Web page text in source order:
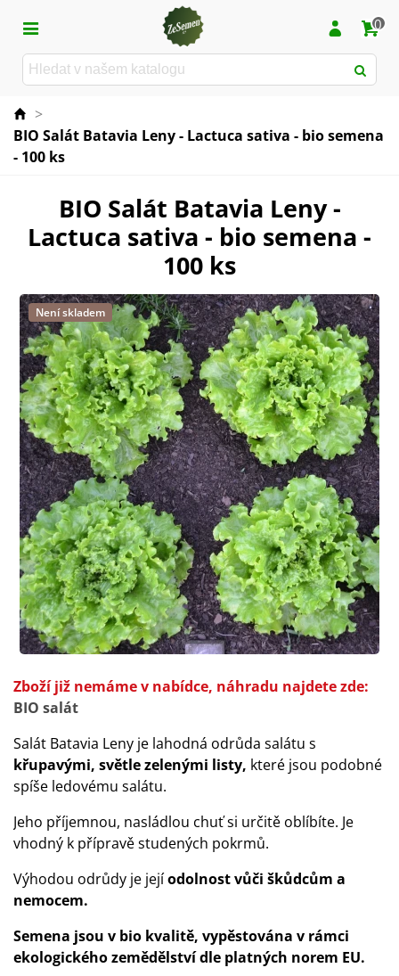
0
>
BIO Salát Batavia Leny - Lactuca sativa - bio semena
- 100 ks
BIO Salát Batavia Leny -
Lactuca sativa - bio semena -
100 ks
Není skladem
Zboží již nemáme v nabídce, náhradu najdete zde:
BIO salát
Salát Batavia Leny je lahodná odrůda salátu s
křupavými, světle zelenými listy, které jsou podobné
spíše ledovému salátu.
Jeho příjemnou, nasládlou chuť si určitě oblíbíte. Je
vhodný k přípravě studených pokrmů.
Výhodou odrůdy je jejíodolnost vůči škůdcům a
nemocem.
Semena jsou v bio kvalitě, vypěstována v rámci
ekologického zemědělství dle platných norem EU.